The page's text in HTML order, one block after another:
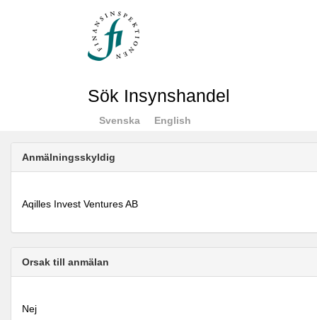
Sök Insynshandel
Svenska English
Anmälningsskyldig
Aqilles Invest Ventures AB
Orsak till anmälan
Nej